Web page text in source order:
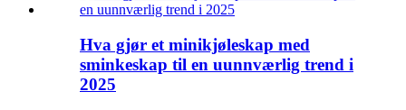
Hva gjør et minikjøleskap med
sminkeskap til en uunnværlig trend i
2025